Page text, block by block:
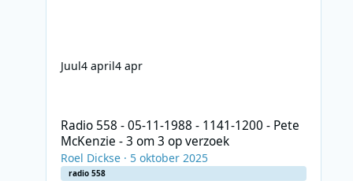
Juul4 april4 apr
Radio 558 - 05-11-1988 - 1141-1200 - Pete
McKenzie - 3 om 3 op verzoek
Roel Dickse· 5 oktober 2025
radio 558